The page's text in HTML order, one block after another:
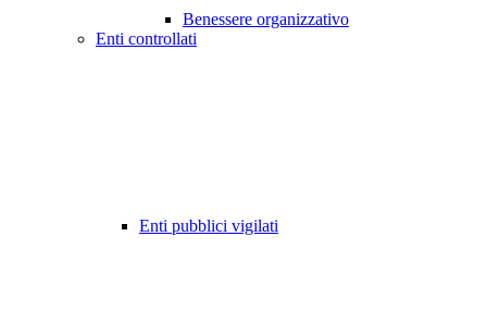
Benessere organizzativo
Enti controllati
Enti pubblici vigilati